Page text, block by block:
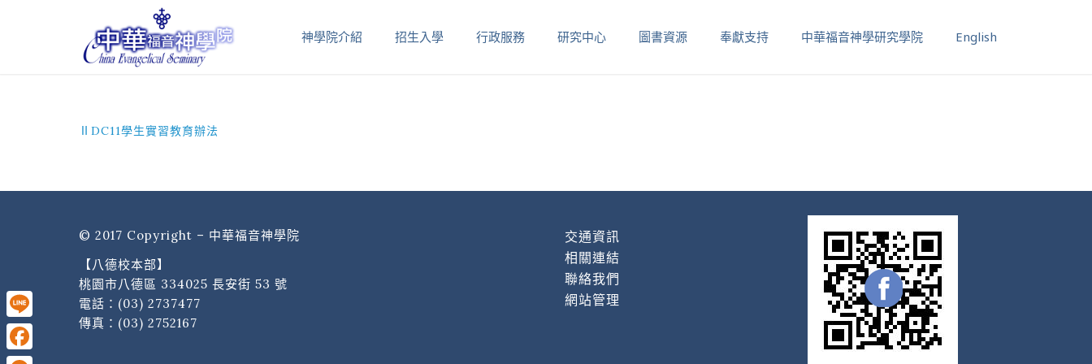
神學院介紹 招生入學 行政服務 研究中心 圖書資源 奉獻支持 中華福音神學研究學院 English
ⅡDC11學生實習教育辦法
© 2017 Copyright – 中華福音神學院
【八德校本部】
桃園市八德區 334025 長安街 53 號
電話： (03) 2737477
傳真：(03) 2752167
交通資訊
相關連結
聯絡我們
網站管理
Line